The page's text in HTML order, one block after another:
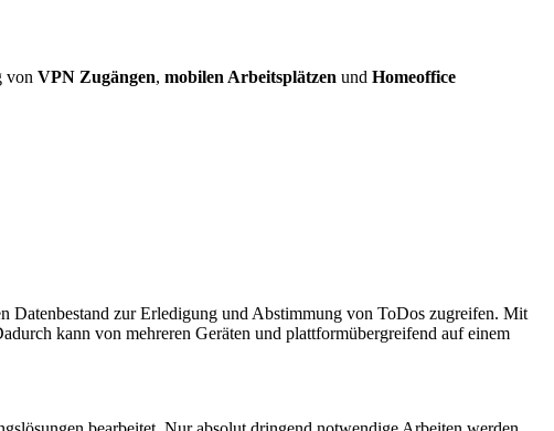
von VPN Zugängen, mobilen Arbeitsplätzen und Homeoffice
Datenbestand zur Erledigung und Abstimmung von ToDos zugreifen. Mit
kann von mehreren Geräten und plattformübergreifend auf einem